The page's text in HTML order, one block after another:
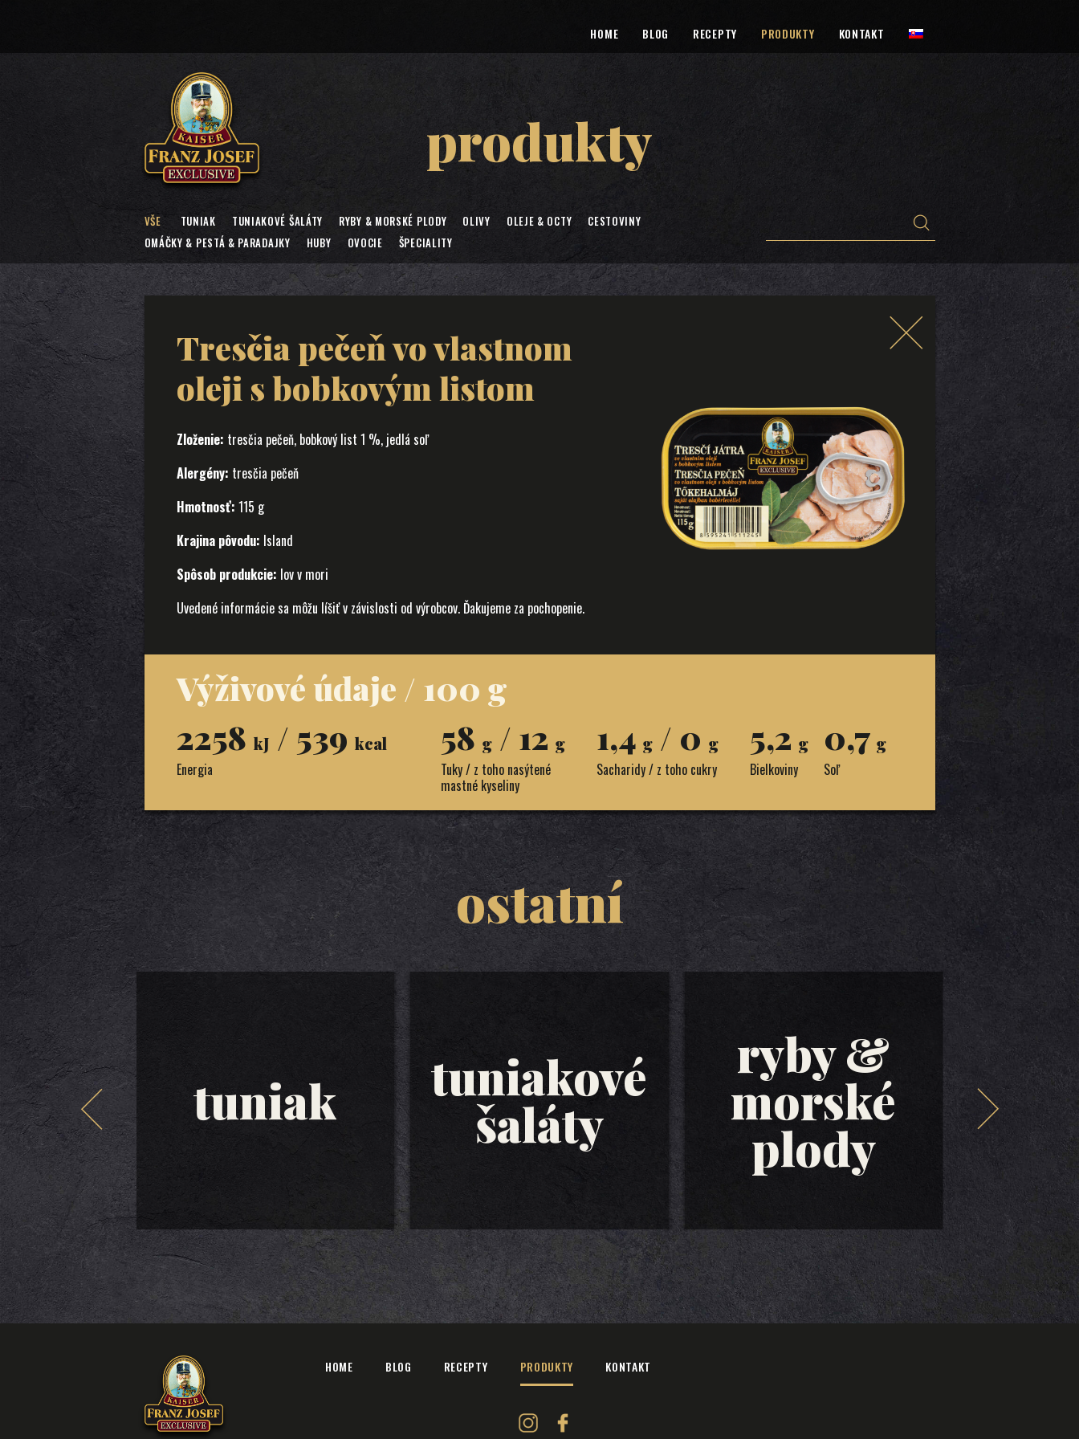
HOME BLOG RECEPTY PRODUKTY KONTAKT
produkty
VŠE TUNIAK TUNIAKOVÉ ŠALÁTY RYBY & MORSKÉ PLODY OLIVY OLEJE & OCTY
CESTOVINY
OMÁČKY & PESTÁ & PARADAJKY
HUBY OVOCIE ŠPECIALITY
Tresčia pečeň vo vlastnom
oleji s bobkovým listom
Zloženie: tresčia pečeň, bobkový list 1 %, jedlá soľ
Alergény: tresčia pečeň
Hmotnosť: 115 g
Krajina pôvodu: Island
Spôsob produkcie: lov v mori
Uvedené informácie sa môžu líšiť v závislosti od výrobcov. Ďakujeme za pochopenie.
Výživové údaje / 100 g
2258 kJ / 539 kcal
Energia
58 g/ 12 g
Tuky / z toho nasýtené
mastné kyseliny
1,4 g/ 0 g
Sacharidy / z toho cukry
5,2 g
Bielkoviny
0,7 g
Soľ
ostatní
tuniak tuniakové
šaláty
ryby &
morské
plody
HOME BLOG RECEPTY PRODUKTY KONTAKT